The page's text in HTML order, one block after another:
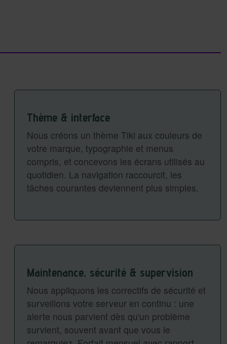
Thème & interface
Nous créons un thème Tiki aux couleurs de
votre marque, typographie et menus
compris, et concevons les écrans utilisés au
quotidien. La navigation raccourcit, les
tâches courantes deviennent plus simples.
Maintenance, sécurité & supervision
Nous appliquons les correctifs de sécurité et
surveillons votre serveur en continu : une
alerte nous parvient dès qu'un problème
survient, souvent avant que vous le